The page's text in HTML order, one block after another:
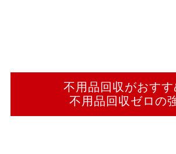
不用品回収がおすす
不用品回収ゼロの